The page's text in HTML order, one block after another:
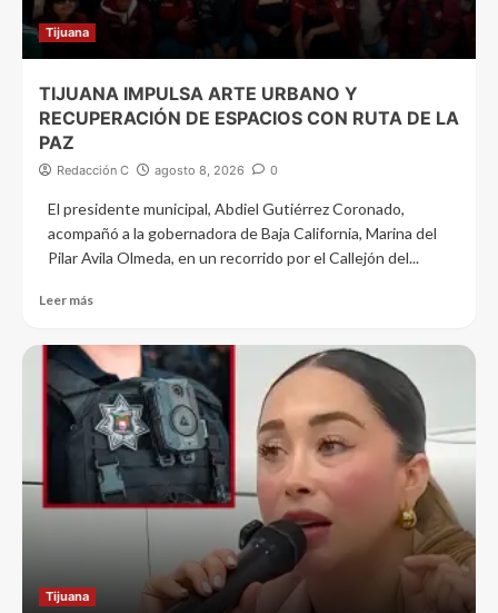
Tijuana
TIJUANA IMPULSA ARTE URBANO Y
RECUPERACIÓN DE ESPACIOS CON RUTA DE LA
PAZ
Redacción C agosto 8, 2026 0
El presidente municipal, Abdiel Gutiérrez Coronado,
acompañó a la gobernadora de Baja California, Marina del
Pilar Avila Olmeda, en un recorrido por el Callejón del...
Leer más
Tijuana